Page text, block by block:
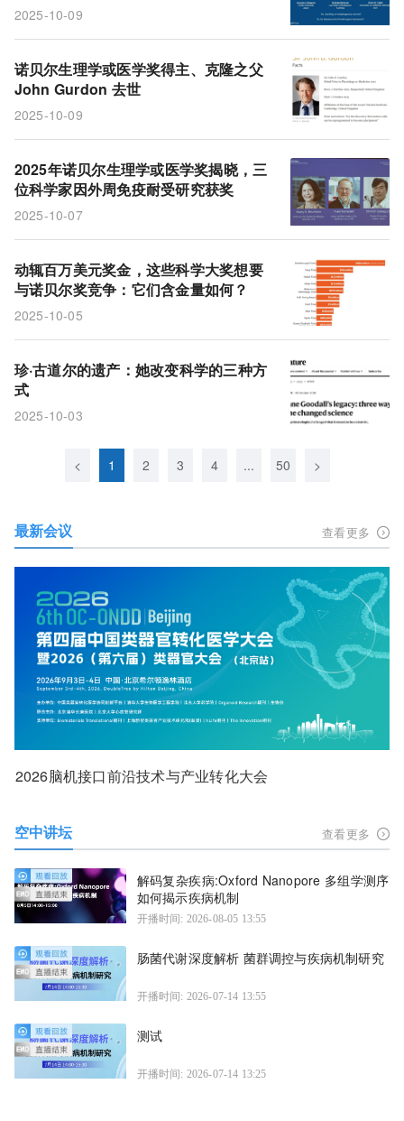
2025-10-09
诺贝尔生理学或医学奖得主、克隆之父
John Gurdon 去世
2025-10-09
2025年诺贝尔生理学或医学奖揭晓，三
位科学家因外周免疫耐受研究获奖
2025-10-07
动辄百万美元奖金，这些科学大奖想要
与诺贝尔奖竞争：它们含金量如何？
2025-10-05
珍·古道尔的遗产：她改变科学的三种方
式
2025-10-03
< 1 2 3 4 ... 50 >
最新会议 查看更多
2026脑机接口前沿技术与产业转化大会
空中讲坛 查看更多
解码复杂疾病:Oxford Nanopore 多组学测序
如何揭示疾病机制
开播时间: 2026-08-05 13:55
肠菌代谢深度解析 菌群调控与疾病机制研究
开播时间: 2026-07-14 13:55
测试
开播时间: 2026-07-14 13:25